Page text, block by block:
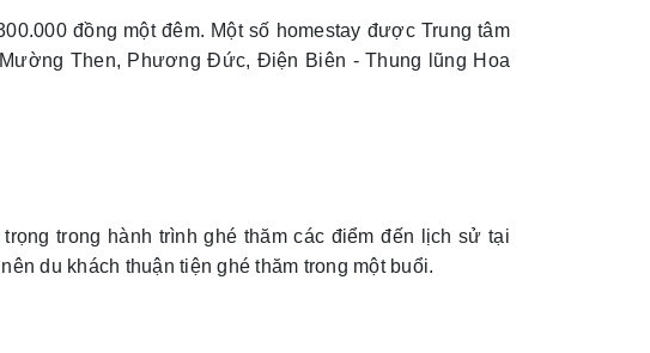
đồng một đêm. Một số homestay được Trung tâm
Then, Phương Đức, Điện Biên - Thung lũng Hoa
trong hành trình ghé thăm các điểm đến lịch sử tại
du khách thuận tiện ghé thăm trong một buổi.